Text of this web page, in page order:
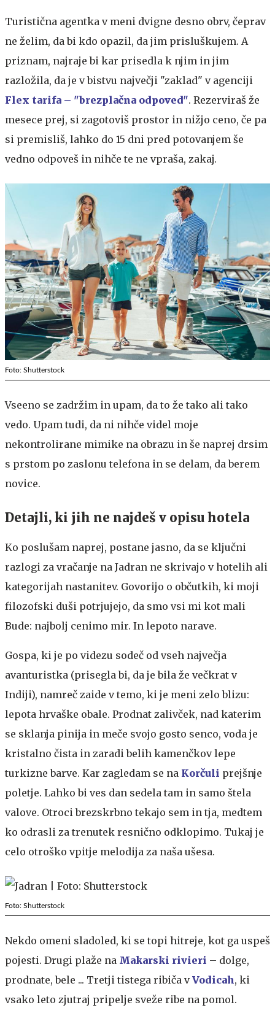
Turistična agentka v meni dvigne desno obrv, čeprav
ne želim, da bi kdo opazil, da jim prisluškujem. A
priznam, najraje bi kar prisedla k njim in jim
razložila, da je v bistvu največji "zaklad" v agenciji
Flex tarifa – "brezplačna odpoved". Rezerviraš že
mesece prej, si zagotoviš prostor in nižjo ceno, če pa
si premisliš, lahko do 15 dni pred potovanjem še
vedno odpoveš in nihče te ne vpraša, zakaj.
Foto: Shutterstock
Vseeno se zadržim in upam, da to že tako ali tako
vedo. Upam tudi, da ni nihče videl moje
nekontrolirane mimike na obrazu in še naprej drsim
s prstom po zaslonu telefona in se delam, da berem
novice.
Detajli, ki jih ne najdeš v opisu hotela
Ko poslušam naprej, postane jasno, da se ključni
razlogi za vračanje na Jadran ne skrivajo v hotelih ali
kategorijah nastanitev. Govorijo o občutkih, ki moji
filozofski duši potrjujejo, da smo vsi mi kot mali
Bude: najbolj cenimo mir. In lepoto narave.
Gospa, ki je po videzu sodeč od vseh največja
avanturistka (prisegla bi, da je bila že večkrat v
Indiji), namreč zaide v temo, ki je meni zelo blizu:
lepota hrvaške obale. Prodnat zalivček, nad katerim
se sklanja pinija in meče svojo gosto senco, voda je
kristalno čista in zaradi belih kamenčkov lepe
turkizne barve. Kar zagledam se na Korčuli prejšnje
poletje. Lahko bi ves dan sedela tam in samo štela
valove. Otroci brezskrbno tekajo sem in tja, medtem
ko odrasli za trenutek resnično odklopimo. Tukaj je
celo otroško vpitje melodija za naša ušesa.
Foto: Shutterstock
Nekdo omeni sladoled, ki se topi hitreje, kot ga uspeš
pojesti. Drugi plaže na Makarski rivieri – dolge,
prodnate, bele ... Tretji tistega ribiča vVodicah, ki
vsako leto zjutraj pripelje sveže ribe na pomol.